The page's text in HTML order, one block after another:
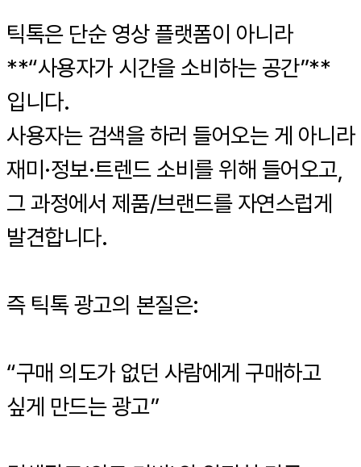
틱톡은 단순 영상 플랫폼이 아니라
**“사용자가 시간을 소비하는 공간”**
입니다.
사용자는 검색을 하러 들어오는 게 아니라
재미·정보·트렌드 소비를 위해 들어오고,
그 과정에서 제품/브랜드를 자연스럽게
발견합니다.
즉 틱톡 광고의 본질은:
“구매 의도가 없던 사람에게 구매하고
싶게 만드는 광고”